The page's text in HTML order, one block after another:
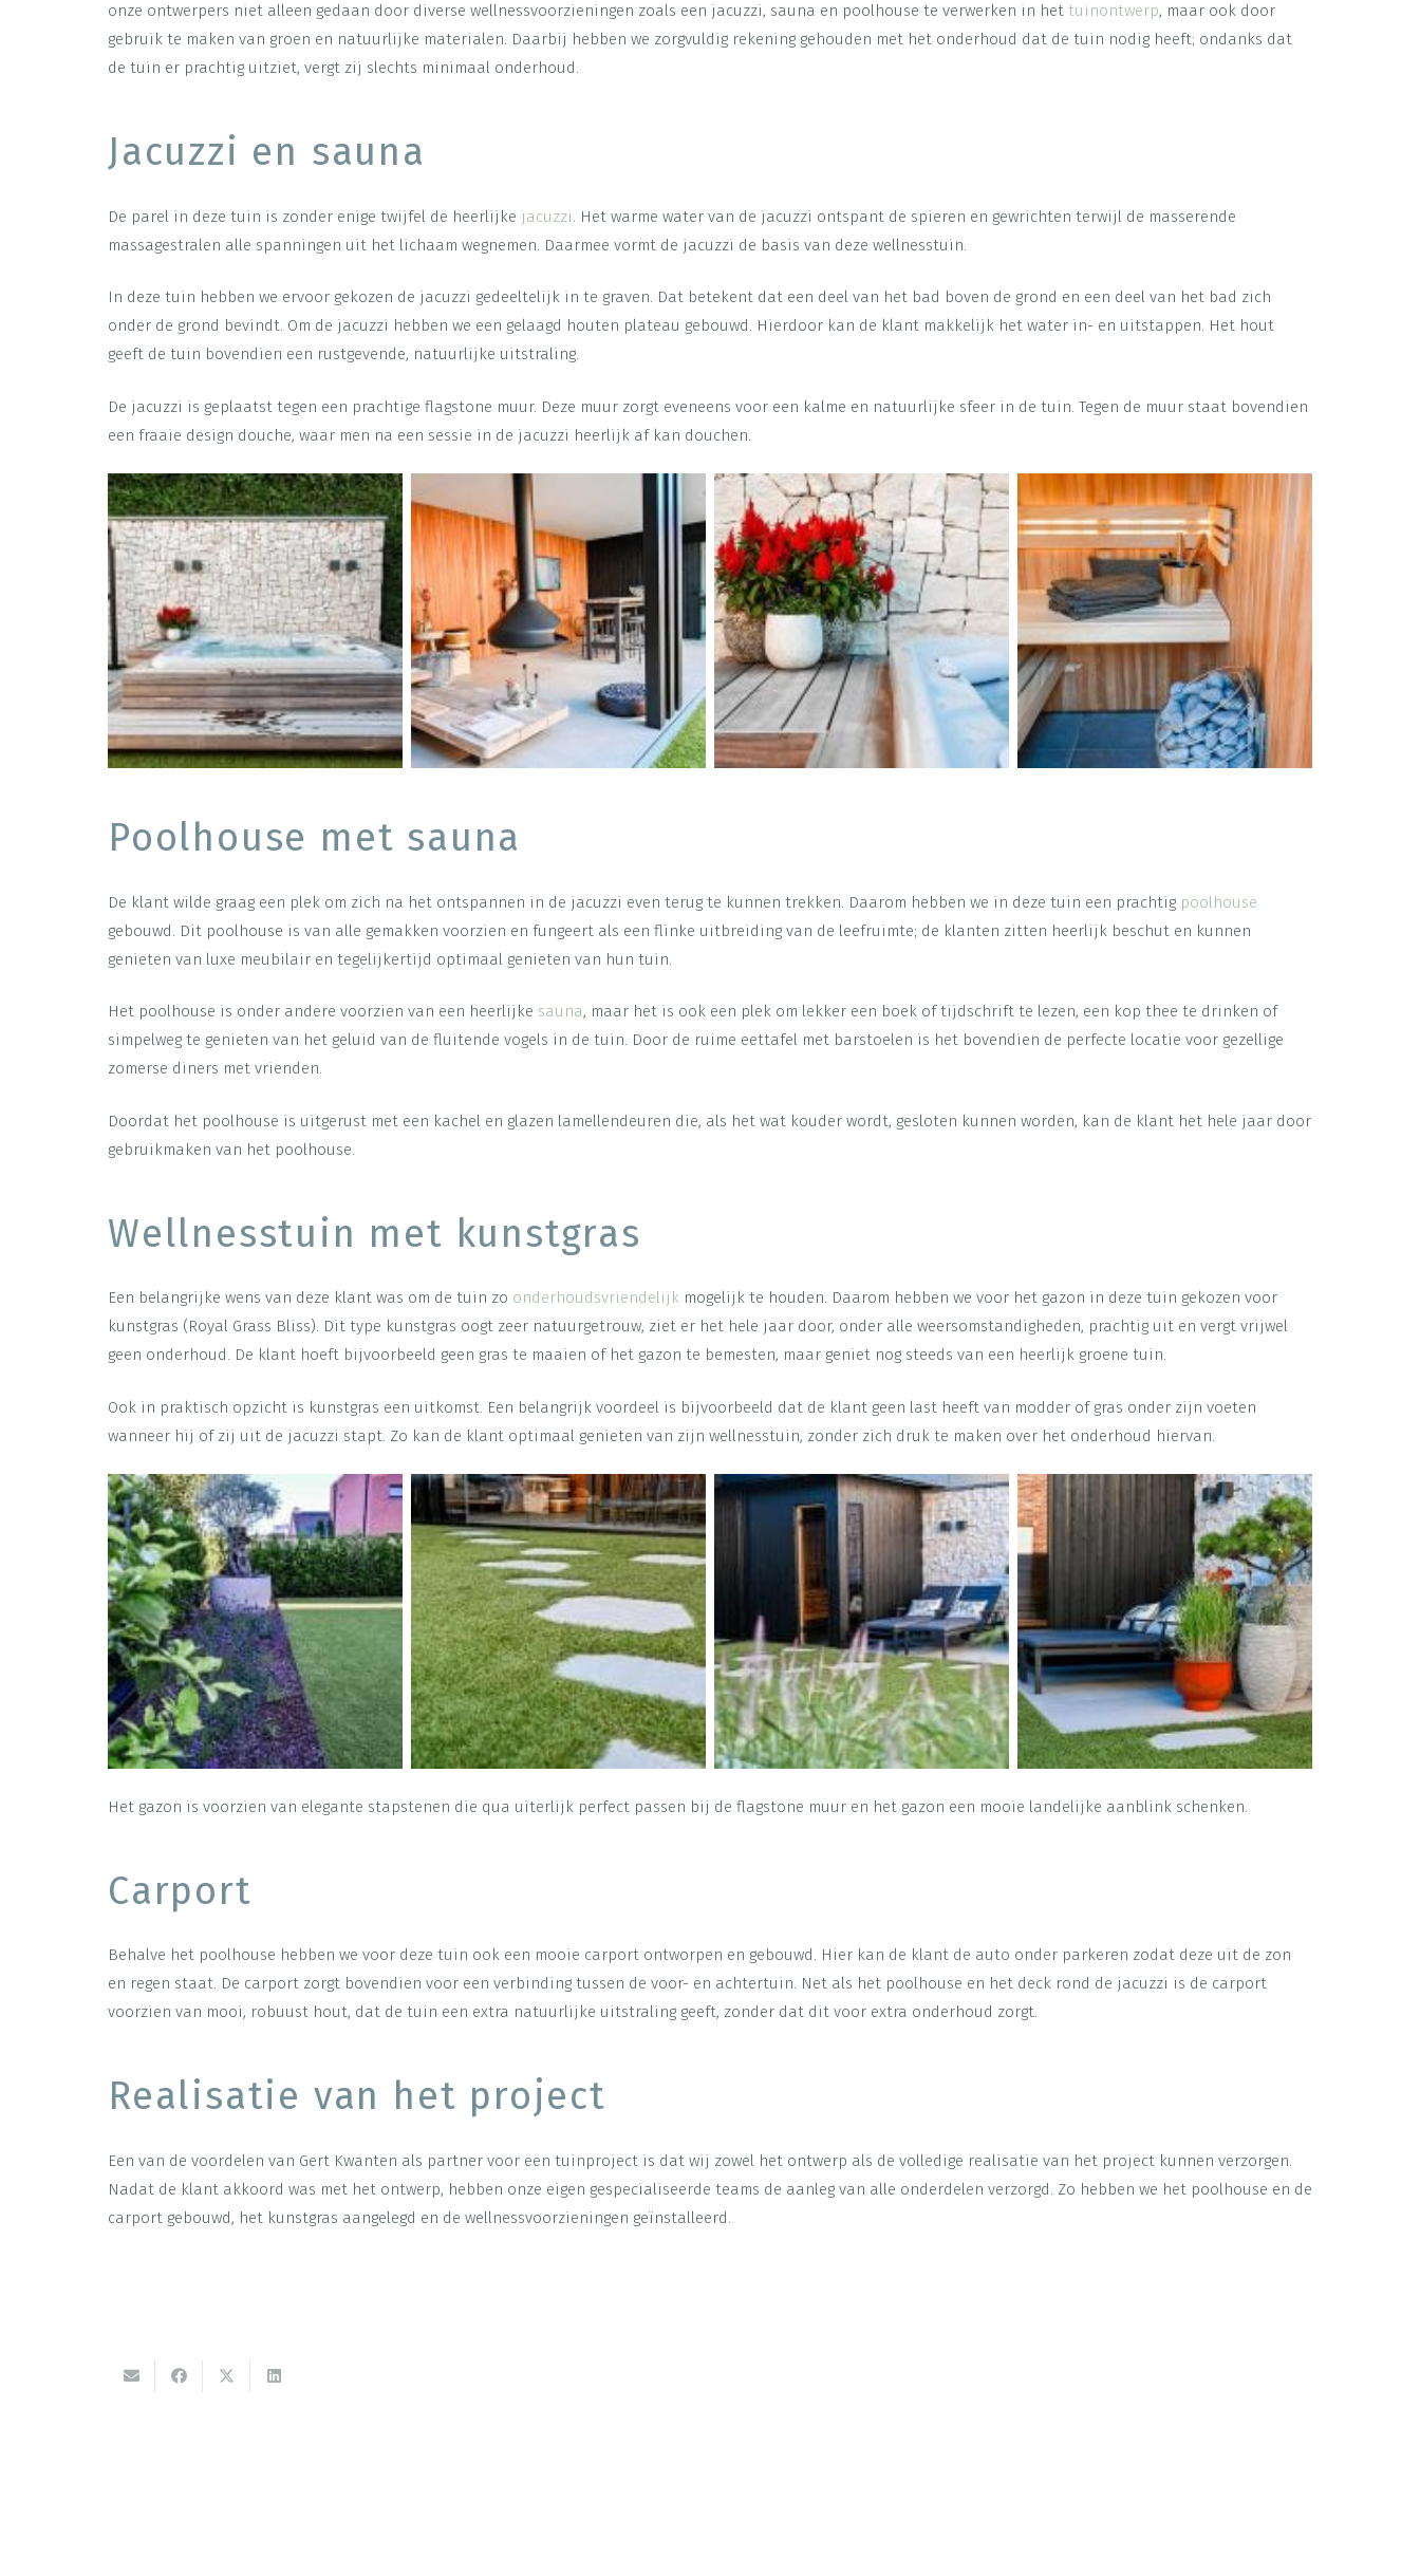
onze ontwerpers niet alleen gedaan door diverse wellnessvoorzieningen zoals een jacuzzi, sauna en poolhouse te verwerken in het tuinontwerp, maar ook door
gebruik te maken van groen en natuurlijke materialen. Daarbij hebben we zorgvuldig rekening gehouden met het onderhoud dat de tuin nodig heeft; ondanks dat
de tuin er prachtig uitziet, vergt zij slechts minimaal onderhoud.
Jacuzzi en sauna
De parel in deze tuin is zonder enige twijfel de heerlijke jacuzzi. Het warme water van de jacuzzi ontspant de spieren en gewrichten terwijl de masserende
massagestralen alle spanningen uit het lichaam wegnemen. Daarmee vormt de jacuzzi de basis van deze wellnesstuin.
In deze tuin hebben we ervoor gekozen de jacuzzi gedeeltelijk in te graven. Dat betekent dat een deel van het bad boven de grond en een deel van het bad zich
onder de grond bevindt. Om de jacuzzi hebben we een gelaagd houten plateau gebouwd. Hierdoor kan de klant makkelijk het water in- en uitstappen. Het hout
geeft de tuin bovendien een rustgevende, natuurlijke uitstraling.
De jacuzzi is geplaatst tegen een prachtige flagstone muur. Deze muur zorgt eveneens voor een kalme en natuurlijke sfeer in de tuin. Tegen de muur staat bovendien
een fraaie design douche, waar men na een sessie in de jacuzzi heerlijk af kan douchen.
Poolhouse met sauna
De klant wilde graag een plek om zich na het ontspannen in de jacuzzi even terug te kunnen trekken. Daarom hebben we in deze tuin een prachtig poolhouse
gebouwd. Dit poolhouse is van alle gemakken voorzien en fungeert als een flinke uitbreiding van de leefruimte; de klanten zitten heerlijk beschut en kunnen
genieten van luxe meubilair en tegelijkertijd optimaal genieten van hun tuin.
Het poolhouse is onder andere voorzien van een heerlijke sauna, maar het is ook een plek om lekker een boek of tijdschrift te lezen, een kop thee te drinken of
simpelweg te genieten van het geluid van de fluitende vogels in de tuin. Door de ruime eettafel met barstoelen is het bovendien de perfecte locatie voor gezellige
zomerse diners met vrienden.
Doordat het poolhouse is uitgerust met een kachel en glazen lamellendeuren die, als het wat kouder wordt, gesloten kunnen worden, kan de klant het hele jaar door
gebruikmaken van het poolhouse.
Wellnesstuin met kunstgras
Een belangrijke wens van deze klant was om de tuin zo onderhoudsvriendelijk mogelijk te houden. Daarom hebben we voor het gazon in deze tuin gekozen voor
kunstgras (Royal Grass Bliss). Dit type kunstgras oogt zeer natuurgetrouw, ziet er het hele jaar door, onder alle weersomstandigheden, prachtig uit en vergt vrijwel
geen onderhoud. De klant hoeft bijvoorbeeld geen gras te maaien of het gazon te bemesten, maar geniet nog steeds van een heerlijk groene tuin.
Ook in praktisch opzicht is kunstgras een uitkomst. Een belangrijk voordeel is bijvoorbeeld dat de klant geen last heeft van modder of gras onder zijn voeten
wanneer hij of zij uit de jacuzzi stapt. Zo kan de klant optimaal genieten van zijn wellnesstuin, zonder zich druk te maken over het onderhoud hiervan.
Het gazon is voorzien van elegante stapstenen die qua uiterlijk perfect passen bij de flagstone muur en het gazon een mooie landelijke aanblink schenken.
Carport
Behalve het poolhouse hebben we voor deze tuin ook een mooie carport ontworpen en gebouwd. Hier kan de klant de auto onder parkeren zodat deze uit de zon
en regen staat. De carport zorgt bovendien voor een verbinding tussen de voor- en achtertuin. Net als het poolhouse en het deck rond de jacuzzi is de carport
voorzien van mooi, robuust hout, dat de tuin een extra natuurlijke uitstraling geeft, zonder dat dit voor extra onderhoud zorgt.
Realisatie van het project
Een van de voordelen van Gert Kwanten als partner voor een tuinproject is dat wij zowel het ontwerp als de volledige realisatie van het project kunnen verzorgen.
Nadat de klant akkoord was met het ontwerp, hebben onze eigen gespecialiseerde teams de aanleg van alle onderdelen verzorgd. Zo hebben we het poolhouse en de
carport gebouwd, het kunstgras aangelegd en de wellnessvoorzieningen geïnstalleerd.